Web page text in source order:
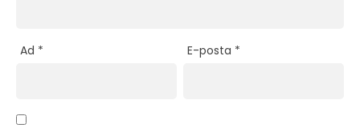
Ad * E-posta *